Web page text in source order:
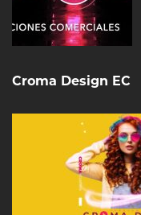
Croma Design EC